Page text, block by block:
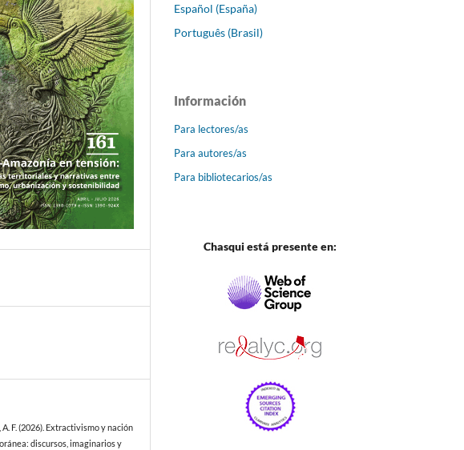
F. (2026). Extractivismo y nación
discursos, imaginarios y
Español (España)
Português (Brasil)
Información
Para lectores/as
Para autores/as
Para bibliotecarios/as
Chasqui está presente en: